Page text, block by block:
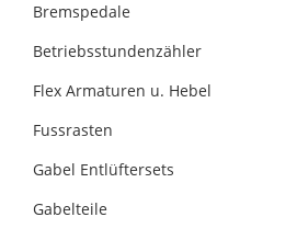
Bremspedale
Betriebsstundenzähler
Flex Armaturen u. Hebel
Fussrasten
Gabel Entlüftersets
Gabelteile